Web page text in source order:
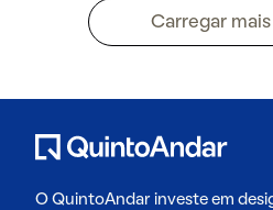
Carregar
O QuintoAndar investe em